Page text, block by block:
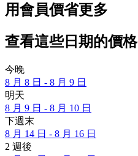
用會員價省更多
查看這些日期的價格
今晚
8 月 8 日 - 8 月 9 日
明天
8 月 9 日 - 8 月 10 日
下週末
8 月 14 日 - 8 月 16 日
2 週後